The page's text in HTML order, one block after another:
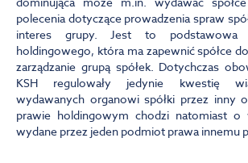
polecenia dotyczące prowadzenia spraw
interes grupy. Jest to podstawowa
holdingowego, która ma zapewnić spółce
zarządzanie grupą spółek. Dotychczas
KSH regulowały jedynie kwestię
wydawanych organowi spółki przez inny
prawie holdingowym chodzi natomiast o
wydane przez jeden podmiot prawa innemu